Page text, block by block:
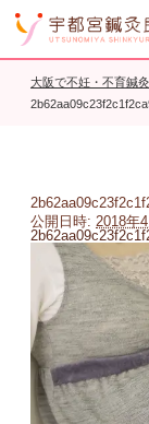
大阪で不妊・不育鍼
公開日時: 2018年